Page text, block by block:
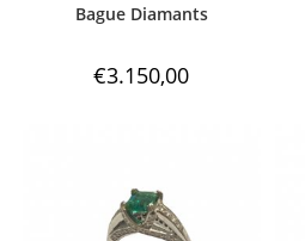
Bague Diamants
€3.150,00